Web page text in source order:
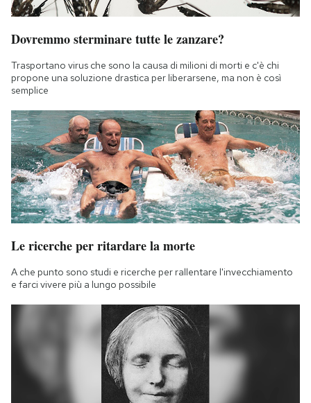
Dovremmo sterminare tutte le zanzare?
Trasportano virus che sono la causa di milioni di morti e c'è chi
propone una soluzione drastica per liberarsene, ma non è così
semplice
Le ricerche per ritardare la morte
A che punto sono studi e ricerche per rallentare l'invecchiamento
e farci vivere più a lungo possibile